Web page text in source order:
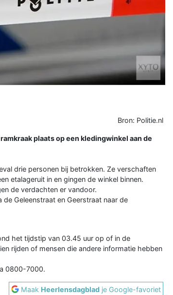
Bron: Politie.nl
plaats op een kledingwinkel aan de
drie personen bij betrokken. Ze verschaften
etalageruit in en gingen de winkel binnen.
de verdachten er vandoor.
Geleenstraat en Geerstraat naar de
het tijdstip van 03.45 uur op of in de
rijden of mensen die andere informatie hebben
0800-7000.
Maak Heerlensdagblad je Google-favoriet